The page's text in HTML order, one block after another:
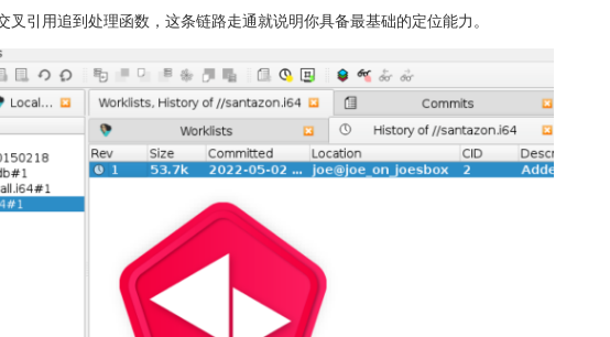
叉引用追到处理函数，这条链路走通就说明你具备最基础的定位能力。